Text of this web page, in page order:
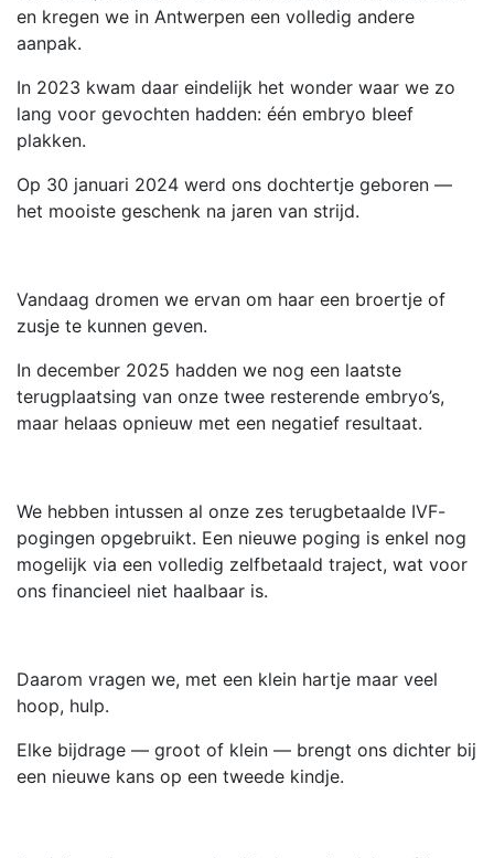
en kregen we in Antwerpen een volledig andere
aanpak.
In 2023 kwam daar eindelijk het wonder waar we zo
lang voor gevochten hadden: één embryo bleef
plakken.
Op 30 januari 2024 werd ons dochtertje geboren —
het mooiste geschenk na jaren van strijd.
Vandaag dromen we ervan om haar een broertje of
zusje te kunnen geven.
In december 2025 hadden we nog een laatste
terugplaatsing van onze twee resterende embryo’s,
maar helaas opnieuw met een negatief resultaat.
We hebben intussen al onze zes terugbetaalde IVF-
pogingen opgebruikt. Een nieuwe poging is enkel nog
mogelijk via een volledig zelfbetaald traject, wat voor
ons financieel niet haalbaar is.
Daarom vragen we, met een klein hartje maar veel
hoop, hulp.
Elke bijdrage — groot of klein — brengt ons dichter bij
een nieuwe kans op een tweede kindje.